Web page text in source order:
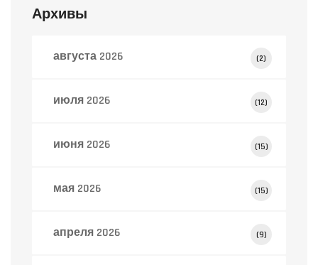
Архивы
августа 2026 (2)
июля 2026 (12)
июня 2026 (15)
мая 2026 (15)
апреля 2026 (9)